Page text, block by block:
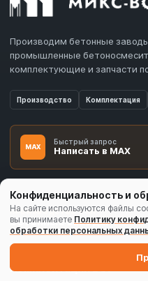
Производим бетонные
промышленные
комплектующие и запчасти
Производство Комплектация
MAX
Быстрый запрос
Написать в MAX
ПРОИЗВОДСТВО И КП
Бетонные заводы
Комплектация БСУ
Конфиденциальность и
На сайте используются файлы
вы принимаете Политику
обработки персональных